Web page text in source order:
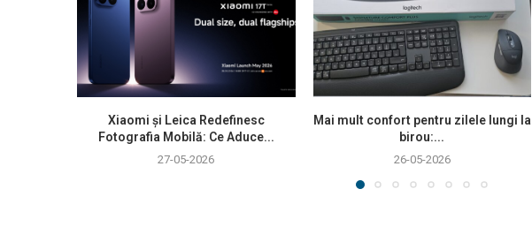
Xiaomi și Leica Redefinesc
Fotografia Mobilă: Ce Aduce...
27-05-2026
Mai mult confort pentru zilele lungi la
birou:...
26-05-2026